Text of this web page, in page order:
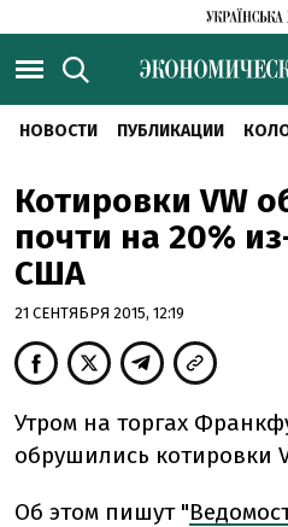
НОВОСТИ ПУБЛИКАЦИИ
Котировки VW
почти на 20%
США
21 СЕНТЯБРЯ 2015, 12:19
Утром на торгах
обрушились котировки
Об этом пишут "